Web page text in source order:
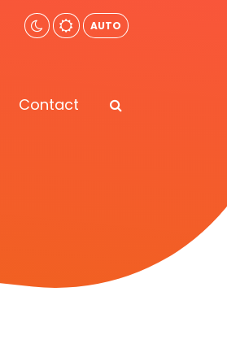
AUTO
Contact